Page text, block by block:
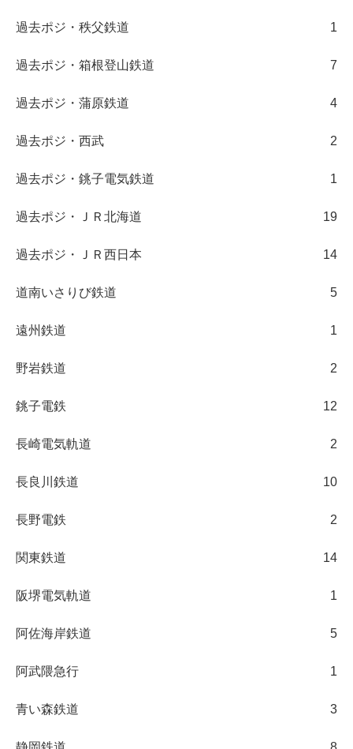
過去ポジ・秩父鉄道 1
過去ポジ・箱根登山鉄道 7
過去ポジ・蒲原鉄道 4
過去ポジ・西武 2
過去ポジ・銚子電気鉄道 1
過去ポジ・ＪＲ北海道 19
過去ポジ・ＪＲ西日本 14
道南いさりび鉄道 5
遠州鉄道 1
野岩鉄道 2
銚子電鉄 12
長崎電気軌道 2
長良川鉄道 10
長野電鉄 2
関東鉄道 14
阪堺電気軌道 1
阿佐海岸鉄道 5
阿武隈急行 1
青い森鉄道 3